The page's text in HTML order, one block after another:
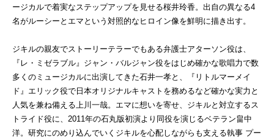
ージカルで着実なステップアップを見せる桜井玲香。出自の異なる4
名がルーシーとエマという対照的なヒロイン像を鮮明に描き出す。
ジキルの親友でストーリーテラーでもある弁護士アターソン役は、
『レ・ミゼラブル』ジャン・バルジャン役をはじめ確かな歌唱力で数
多くのミュージカルに出演してきた石井一孝と、『リトルマーメイ
ド』エリック役で日本オリジナルキャストを務めるなど確かな実力と
人気を兼ね備える上川一哉。エマに想いを寄せ、ジキルと対立するス
トライド役に、2011年の石丸版初演より同役を演じるベテラン畠中
洋。研究にのめり込んでいくジキルを心配しながらも支える執事 プー